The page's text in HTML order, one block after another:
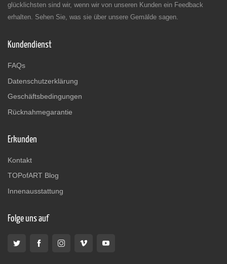
glücklichsten sind wir, wenn wir von unseren Kunden ein Feedback
erhalten. Sehen Sie, was sie über unsere Gemälde sagen.
Kundendienst
FAQs
Datenschutzerklärung
Geschäftsbedingungen
Rücknahmegarantie
Erkunden
Kontakt
TOPofART Blog
Innenausstattung
Folge uns auf